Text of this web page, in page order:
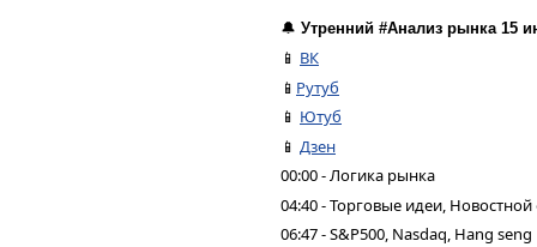
🔔 Утренний #Анализ рынка 15
📱 ВК
📱 Рутуб
📱 Ютуб
📱 Дзен
00:00 - Логика рынка
04:40 - Торговые идеи,
06:47 - S&P500, Nasdaq, Hang seng